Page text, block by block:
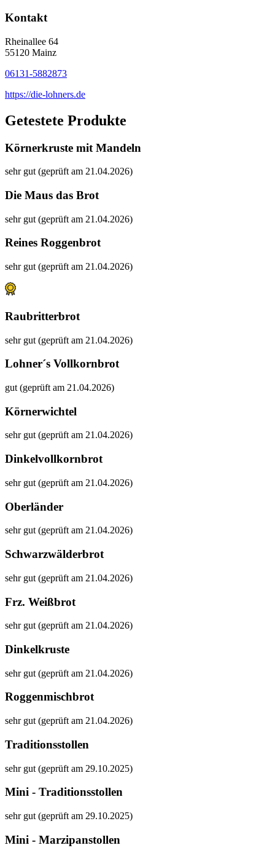
Kontakt
Rheinallee 64
55120 Mainz
06131-5882873
https://die-lohners.de
Getestete Produkte
Körnerkruste mit Mandeln
sehr gut (geprüft am 21.04.2026)
Die Maus das Brot
sehr gut (geprüft am 21.04.2026)
Reines Roggenbrot
sehr gut (geprüft am 21.04.2026)
Raubritterbrot
sehr gut (geprüft am 21.04.2026)
Lohner´s Vollkornbrot
gut (geprüft am 21.04.2026)
Körnerwichtel
sehr gut (geprüft am 21.04.2026)
Dinkelvollkornbrot
sehr gut (geprüft am 21.04.2026)
Oberländer
sehr gut (geprüft am 21.04.2026)
Schwarzwälderbrot
sehr gut (geprüft am 21.04.2026)
Frz. Weißbrot
sehr gut (geprüft am 21.04.2026)
Dinkelkruste
sehr gut (geprüft am 21.04.2026)
Roggenmischbrot
sehr gut (geprüft am 21.04.2026)
Traditionsstollen
sehr gut (geprüft am 29.10.2025)
Mini - Traditionsstollen
sehr gut (geprüft am 29.10.2025)
Mini - Marzipanstollen